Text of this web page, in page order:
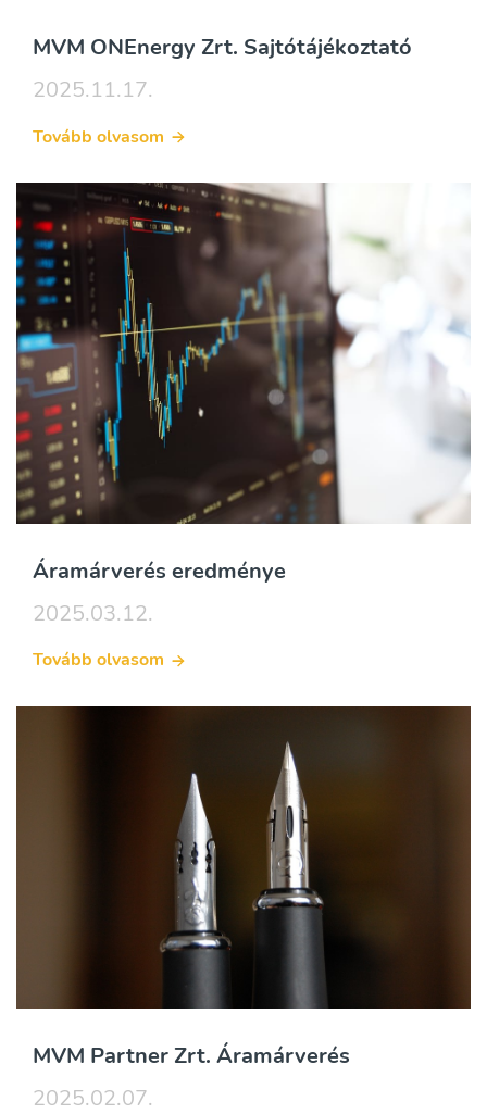
MVM ONEnergy Zrt. Sajtótájékoztató
2025.11.17.
Tovább olvasom
Áramárverés eredménye
2025.03.12.
Tovább olvasom
MVM Partner Zrt. Áramárverés
2025.02.07.